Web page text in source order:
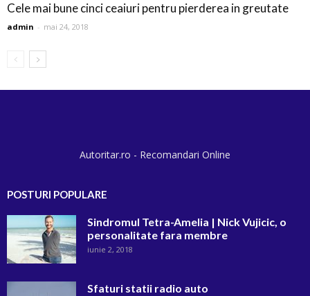
Cele mai bune cinci ceaiuri pentru pierderea in greutate
admin - mai 24, 2018
Autoritar.ro - Recomandari Online
POSTURI POPULARE
Sindromul Tetra-Amelia | Nick Vujicic, o
personalitate fara membre
iunie 2, 2018
Sfaturi statii radio auto